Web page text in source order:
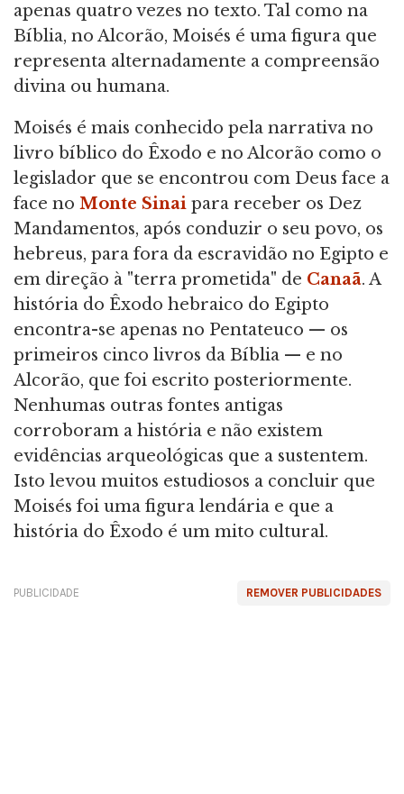
apenas quatro vezes no texto. Tal como na
Bíblia, no Alcorão, Moisés é uma figura que
representa alternadamente a compreensão
divina ou humana.
Moisés é mais conhecido pela narrativa no
livro bíblico do Êxodo e no Alcorão como o
legislador que se encontrou com Deus face a
face no Monte Sinai para receber os Dez
Mandamentos, após conduzir o seu povo, os
hebreus, para fora da escravidão no Egipto e
em direção à "terra prometida" de Canaã. A
história do Êxodo hebraico do Egipto
encontra-se apenas no Pentateuco — os
primeiros cinco livros da Bíblia — e no
Alcorão, que foi escrito posteriormente.
Nenhumas outras fontes antigas
corroboram a história e não existem
evidências arqueológicas que a sustentem.
Isto levou muitos estudiosos a concluir que
Moisés foi uma figura lendária e que a
história do Êxodo é um mito cultural.
REMOVER PUBLICIDADES
PUBLICIDADE